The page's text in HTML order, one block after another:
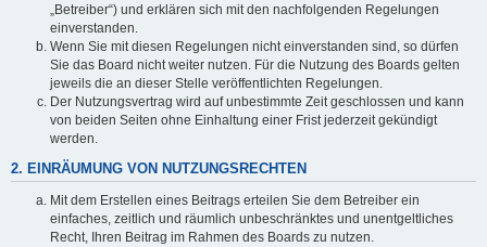
„Betreiber“) und erklären sich mit den nachfolgenden Regelungen
einverstanden.
Wenn Sie mit diesen Regelungen nicht einverstanden sind, so dürfen
Sie das Board nicht weiter nutzen. Für die Nutzung des Boards gelten
jeweils die an dieser Stelle veröffentlichten Regelungen.
Der Nutzungsvertrag wird auf unbestimmte Zeit geschlossen und kann
von beiden Seiten ohne Einhaltung einer Frist jederzeit gekündigt
werden.
2. EINRÄUMUNG VON NUTZUNGSRECHTEN
Mit dem Erstellen eines Beitrags erteilen Sie dem Betreiber ein
einfaches, zeitlich und räumlich unbeschränktes und unentgeltliches
Recht, Ihren Beitrag im Rahmen des Boards zu nutzen.